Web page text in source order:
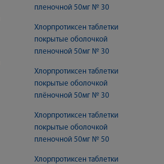
пленочной 50мг № 30
Хлорпротиксен таблетки
покрытые оболочкой
пленочной 50мг № 30
Хлорпротиксен таблетки
покрытые оболочкой
плёночной 50мг № 30
Хлорпротиксен таблетки
покрытые оболочкой
пленочной 50мг № 50
Хлорпротиксен таблетки